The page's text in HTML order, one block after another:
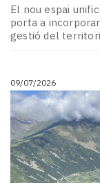
Subscriptors
La
Pallars
Contingut
patrocinat
Lo
més
llegit...
Editorial
El nou espai
porta a
gestió del territori
09/07/2026